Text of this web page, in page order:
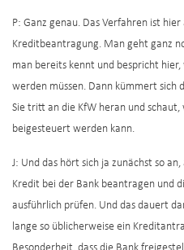
P: Ganz genau. Das Verfahren ist
Kreditbeantragung. Man geht ganz
man bereits kennt und bespricht
werden müssen. Dann kümmert sich
Sie tritt an die KfW heran und
beigesteuert werden kann.
J: Und das hört sich ja zunächst so
Kredit bei der Bank beantragen und
ausführlich prüfen. Und das dauert
lange so üblicherweise ein